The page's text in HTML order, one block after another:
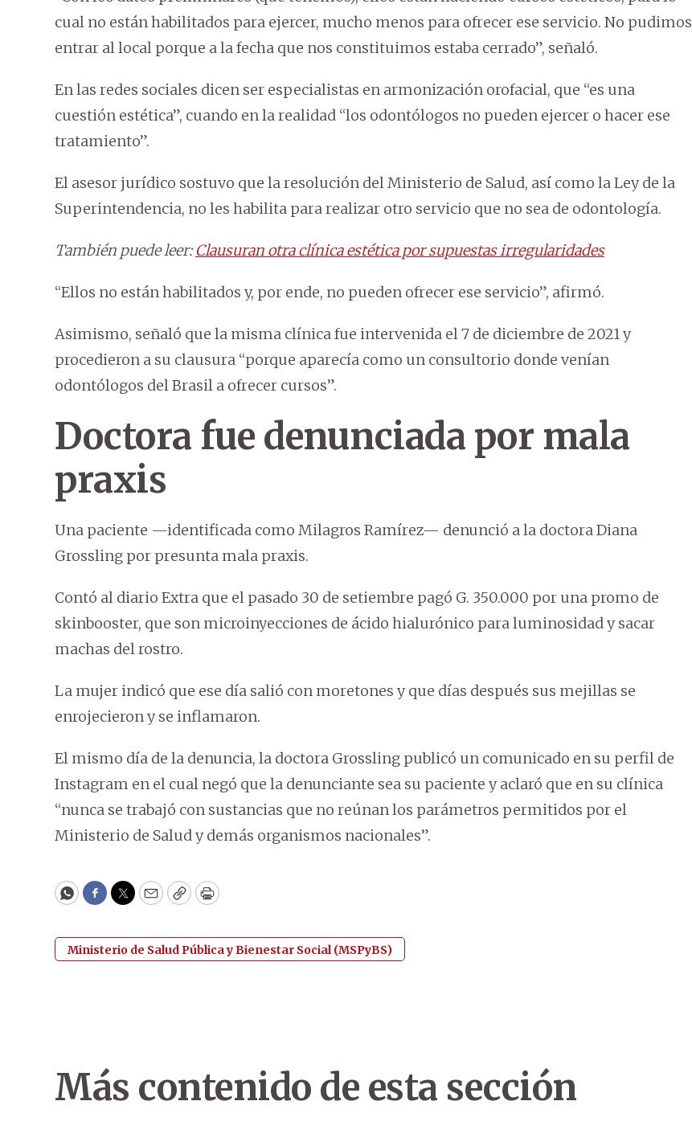
cual no están habilitados para ejercer, mucho menos para ofrecer ese servicio. No pudimos
entrar al local porque a la fecha que nos constituimos estaba cerrado”, señaló.
En las redes sociales dicen ser especialistas en armonización orofacial, que “es una
cuestión estética”, cuando en la realidad “los odontólogos no pueden ejercer o hacer ese
tratamiento”.
El asesor jurídico sostuvo que la resolución del Ministerio de Salud, así como la Ley de la
Superintendencia, no les habilita para realizar otro servicio que no sea de odontología.
También puede leer:Clausuran otra clínica estética por supuestas irregularidades
“Ellos no están habilitados y, por ende, no pueden ofrecer ese servicio”, afirmó.
Asimismo, señaló que la misma clínica fue intervenida el 7 de diciembre de 2021 y
procedieron a su clausura “porque aparecía como un consultorio donde venían
odontólogos del Brasil a ofrecer cursos”.
Doctora fue denunciada por mala
praxis
Una paciente —identificada como Milagros Ramírez— denunció a la doctora Diana
Grossling por presunta mala praxis.
Contó al diario Extra que el pasado 30 de setiembre pagó G. 350.000 por una promo de
skinbooster, que son microinyecciones de ácido hialurónico para luminosidad y sacar
machas del rostro.
La mujer indicó que ese día salió con moretones y que días después sus mejillas se
enrojecieron y se inflamaron.
El mismo día de la denuncia, la doctora Grossling publicó un comunicado en su perfil de
Instagram en el cual negó que la denunciante sea su paciente y aclaró que en su clínica
“nunca se trabajó con sustancias que no reúnan los parámetros permitidos por el
Ministerio de Salud y demás organismos nacionales”.
WhatsApp
Facebook
Twitter
EmailCopyPrint
Ministerio de Salud Pública y Bienestar Social (MSPyBS)
Más contenido de esta sección